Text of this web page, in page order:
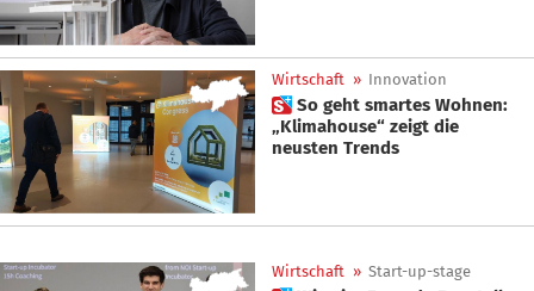
Wirtschaft » Innovation
 So geht smartes Wohnen:
„Klimahouse“ zeigt die
neusten Trends
Wirtschaft » Start-up-stage